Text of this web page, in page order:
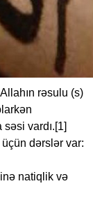
rəsulu (s)
vardı.[1]
dərslər var:
natiqlik və